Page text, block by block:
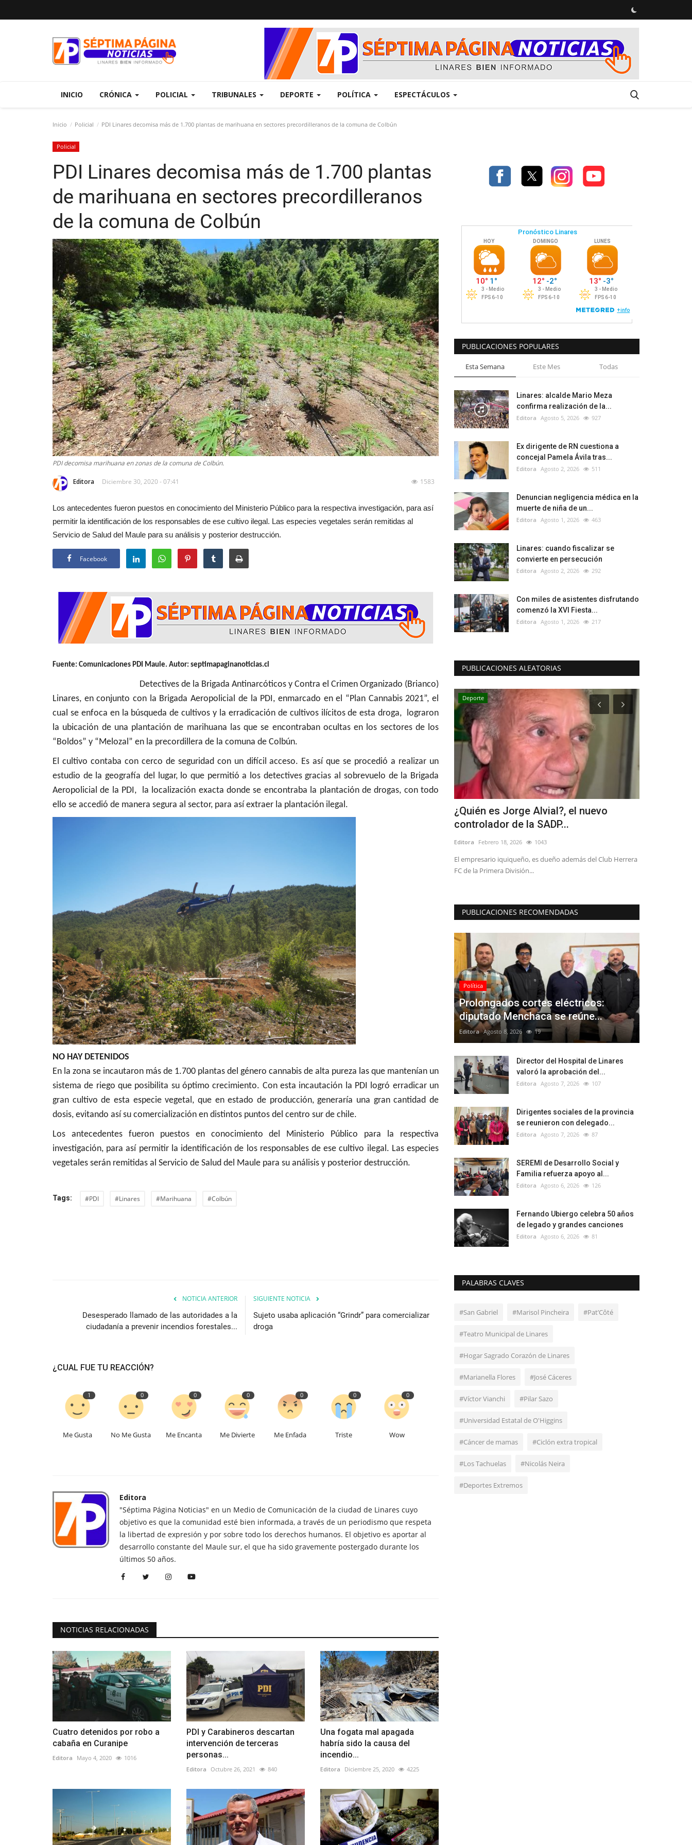
INICIO CRÓNICA POLICIAL TRIBUNALES DEPORTE POLÍTICA ESPECTÁCULOS
Inicio Policial PDI Linares decomisa más de 1.700 plantas de marihuana en sectores precordilleranos de la comuna de Colbún
Policial
PDI Linares decomisa más de 1.700 plantas
de marihuana en sectores precordilleranos
de la comuna de Colbún
PDI decomisa marihuana en zonas de la comuna de Colbún.
Editora Diciembre 30, 2020 - 07:41 1583
Los antecedentes fueron puestos en conocimiento del Ministerio Público para la respectiva investigación, para así
permitir la identificación de los responsables de ese cultivo ilegal. Las especies vegetales serán remitidas al
Servicio de Salud del Maule para su análisis y posterior destrucción.
Facebook
Fuente: Comunicaciones PDI Maule. Autor: septimapaginanoticias.cl
Detectives de la Brigada Antinarcóticos y Contra el Crimen Organizado (Brianco)
Linares, en conjunto con la Brigada Aeropolicial de la PDI, enmarcado en el “Plan Cannabis 2021”, el
cual se enfoca en la búsqueda de cultivos y la erradicación de cultivos ilícitos de esta droga, lograron
la ubicación de una plantación de marihuana las que se encontraban ocultas en los sectores de los
“Boldos” y “Melozal” en la precordillera de la comuna de Colbún.
El cultivo contaba con cerco de seguridad con un difícil acceso. Es así que se procedió a realizar un
estudio de la geografía del lugar, lo que permitió a los detectives gracias al sobrevuelo de la Brigada
Aeropolicial de la PDI, la localización exacta donde se encontraba la plantación de drogas, con todo
ello se accedió de manera segura al sector, para así extraer la plantación ilegal.
NO HAY DETENIDOS
En la zona se incautaron más de 1.700 plantas del género cannabis de alta pureza las que mantenían un
sistema de riego que posibilita su óptimo crecimiento. Con esta incautación la PDI logró erradicar un
gran cultivo de esta especie vegetal, que en estado de producción, generaría una gran cantidad de
dosis, evitando así su comercialización en distintos puntos del centro sur de chile.
Los antecedentes fueron puestos en conocimiento del Ministerio Público para la respectiva
investigación, para así permitir la identificación de los responsables de ese cultivo ilegal. Las especies
vegetales serán remitidas al Servicio de Salud del Maule para su análisis y posterior destrucción.
Tags: #PDI #Linares #Marihuana #Colbún
NOTICIA ANTERIOR
Desesperado llamado de las autoridades a la
ciudadanía a prevenir incendios forestales...
SIGUIENTE NOTICIA
Sujeto usaba aplicación “Grindr” para comercializar
droga
¿CUAL FUE TU REACCIÓN?
1
Me Gusta
0
No Me Gusta
0
Me Encanta
0
Me Divierte
0
Me Enfada
0
Triste
0
Wow
Editora
"Séptima Página Noticias" en un Medio de Comunicación de la ciudad de Linares cuyo
objetivo es que la comunidad esté bien informada, a través de un periodismo que respeta
la libertad de expresión y por sobre todo los derechos humanos. El objetivo es aportar al
desarrollo constante del Maule sur, el que ha sido gravemente postergado durante los
últimos 50 años.
NOTICIAS RELACIONADAS
Cuatro detenidos por robo a
cabaña en Curanipe
Editora Mayo 4, 2020 1016
PDI y Carabineros descartan
intervención de terceras
personas...
Editora Octubre 26, 2021 840
Una fogata mal apagada
habría sido la causa del
incendio...
Editora Diciembre 25, 2020 4225
PUBLICACIONES POPULARES
Esta Semana Este Mes Todas
Linares: alcalde Mario Meza
confirma realización de la...
Editora Agosto 5, 2026 927
Ex dirigente de RN cuestiona a
concejal Pamela Ávila tras...
Editora Agosto 2, 2026 511
Denuncian negligencia médica en la
muerte de niña de un...
Editora Agosto 1, 2026 463
Linares: cuando fiscalizar se
convierte en persecución
Editora Agosto 2, 2026 292
Con miles de asistentes disfrutando
comenzó la XVI Fiesta...
Editora Agosto 1, 2026 217
PUBLICACIONES ALEATORIAS
Espectáculos
Teatro Regional del Maule presenta en
Deporte
Mindep-IND del Maule dio el vamos a
Deporte
¿Quién es Jorge Alvial?, el nuevo
controlador de la SADP...
Editora Febrero 18, 2026 1043
El empresario iquiqueño, es dueño además del Club Herrera
FC de la Primera División...
PUBLICACIONES RECOMENDADAS
Política
Prolongados cortes eléctricos:
diputado Menchaca se reúne...
Editora Agosto 8, 2026 19
Director del Hospital de Linares
valoró la aprobación del...
Editora Agosto 7, 2026 107
Dirigentes sociales de la provincia
se reunieron con delegado...
Editora Agosto 7, 2026 87
SEREMI de Desarrollo Social y
Familia refuerza apoyo al...
Editora Agosto 6, 2026 126
Fernando Ubiergo celebra 50 años
de legado y grandes canciones
Editora Agosto 6, 2026 81
PALABRAS CLAVES
#San Gabriel #Marisol Pincheira #Pat’Côté
#Teatro Municipal de Linares
#Hogar Sagrado Corazón de Linares
#Marianella Flores #José Cáceres
#Víctor Vianchi #Pilar Sazo
#Universidad Estatal de O'Higgins
#Cáncer de mamas #Ciclón extra tropical
#Los Tachuelas #Nicolás Neira
#Deportes Extremos